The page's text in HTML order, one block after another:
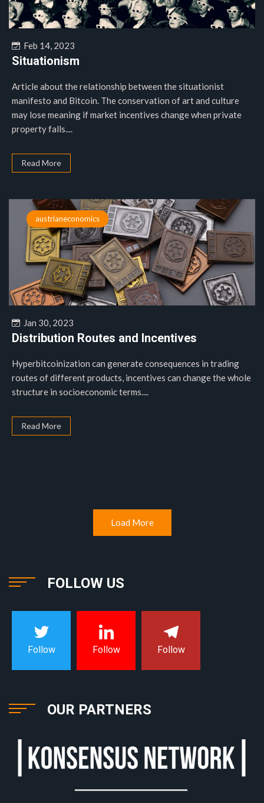
Feb 14, 2023
Situationism
Article about the relationship between the situationist
manifesto and Bitcoin. The conservation of art and culture
may lose meaning if market incentives change when private
property falls....
Read More
austrianeconomics
Jan 30, 2023
Distribution Routes and Incentives
Hyperbitcoinization can generate consequences in trading
routes of different products, incentives can change the whole
structure in socioeconomic terms....
Read More
Load More
FOLLOW US
Follow Follow Follow
OUR PARTNERS